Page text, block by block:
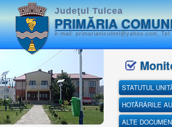
Judeţul Tulcea
PRIMĂRIA
e-mail: primarianiculitel@yahoo.com,
STATUTUL
HOTĂRÂRILE
ALTE